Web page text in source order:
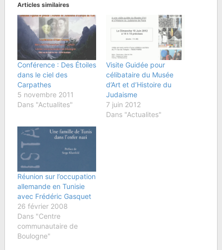
Articles similaires
Conférence : Des Étoiles
dans le ciel des
Carpathes
5 novembre 2011
Dans "Actualites"
Visite Guidée pour
célibataire du Musée
d’Art et d’Histoire du
Judaisme
7 juin 2012
Dans "Actualites"
Réunion sur l’occupation
allemande en Tunisie
avec Frédéric Gasquet
26 février 2008
Dans "Centre
communautaire de
Boulogne"